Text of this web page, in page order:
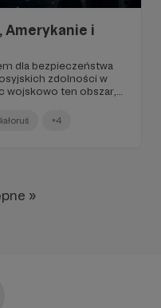
Amerykanie i
dla bezpieczeństwa
zdolności w
wojskowo ten obszar,
(Polska) i na
+4
»